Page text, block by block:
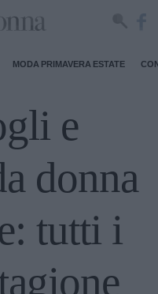
MODA PRIMAVERA ESTATE
e
donna
tutti i